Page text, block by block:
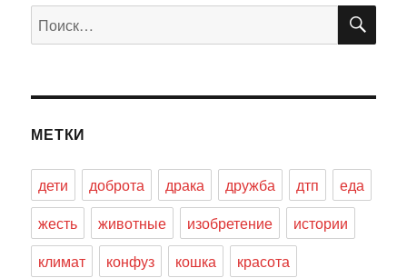
Искать:
МЕТКИ
дети доброта драка дружба дтп
еда
жесть
животные изобретение
истории
климат
конфуз кошка
красота